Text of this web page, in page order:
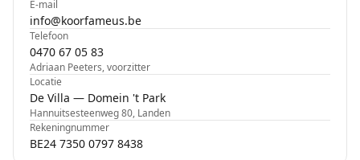
E-mail
info@koorfameus.be
Telefoon
0470 67 05 83
Adriaan Peeters, voorzitter
Locatie
De Villa — Domein 't Park
Hannuitsesteenweg 80, Landen
Rekeningnummer
BE24 7350 0797 8438